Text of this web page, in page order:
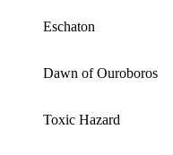
Eschaton
Dawn of Ouroboros
Toxic Hazard